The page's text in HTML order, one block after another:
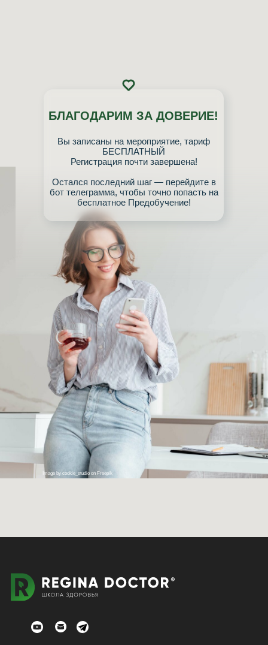
Вы записаны на мероприятие, тариф
БЕСПЛАТНЫЙ
Регистрация почти завершена!
Остался последний шаг — перейдите в
бот телеграмма, чтобы точно попасть на
бесплатное Предобучение!
БЛАГОДАРИМ ЗА ДОВЕРИЕ!
Image by cookie_studio on Freepik